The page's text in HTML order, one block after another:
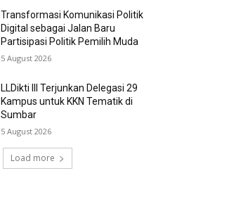
Transformasi Komunikasi Politik
Digital sebagai Jalan Baru
Partisipasi Politik Pemilih Muda
5 August 2026
LLDikti III Terjunkan Delegasi 29
Kampus untuk KKN Tematik di
Sumbar
5 August 2026
Load more